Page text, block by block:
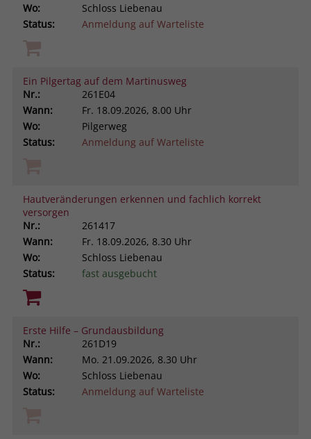
Wo:
Schloss Liebenau
Status:
Anmeldung auf Warteliste
Ein Pilgertag auf dem Martinusweg
Nr.:
261E04
Wann:
Fr. 18.09.2026, 8.00 Uhr
Wo:
Pilgerweg
Status:
Anmeldung auf Warteliste
Hautveränderungen erkennen und fachlich korrekt
versorgen
Nr.:
261417
Wann:
Fr. 18.09.2026, 8.30 Uhr
Wo:
Schloss Liebenau
Status:
fast ausgebucht
Erste Hilfe – Grundausbildung
Nr.:
261D19
Wann:
Mo. 21.09.2026, 8.30 Uhr
Wo:
Schloss Liebenau
Status:
Anmeldung auf Warteliste